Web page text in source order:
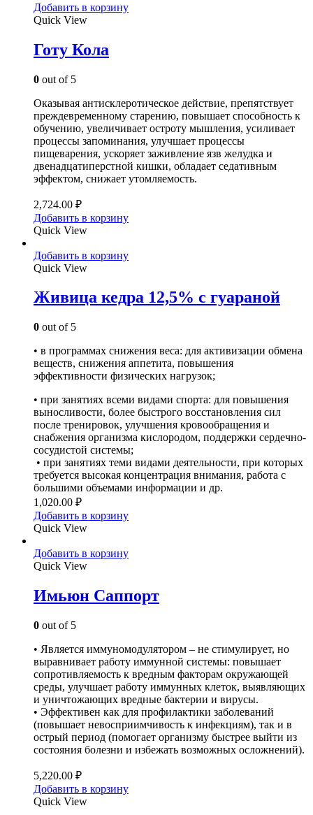
Добавить в корзину
Quick View
Готу Кола
0 out of 5
Оказывая антисклеротическое действие, препятствует
преждевременному старению, повышает способность к
обучению, увеличивает остроту мышления, усиливает
процессы запоминания, улучшает процессы
пищеварения, ускоряет заживление язв желудка и
двенадцатиперстной кишки, обладает седативным
эффектом, снижает утомляемость.
2,724.00 ₽
Добавить в корзину
Quick View
Добавить в корзину
Quick View
Живица кедра 12,5% с гуараной
0 out of 5
• в программах снижения веса: для активизации обмена
веществ, снижения аппетита, повышения
эффективности физических нагрузок;
• при занятиях всеми видами спорта: для повышения
выносливости, более быстрого восстановления сил
после тренировок, улучшения кровообращения и
снабжения организма кислородом, поддержки сердечно-
сосудистой системы;
• при занятиях теми видами деятельности, при которых
требуется высокая концентрация внимания, работа с
большими объемами информации и др.
1,020.00 ₽
Добавить в корзину
Quick View
Добавить в корзину
Quick View
Имьюн Саппорт
0 out of 5
• Является иммуномодулятором – не стимулирует, но
выравнивает работу иммунной системы: повышает
сопротивляемость к вредным факторам окружающей
среды, улучшает работу иммунных клеток, выявляющих
и уничтожающих вредные бактерии и вирусы.
• Эффективен как для профилактики заболеваний
(повышает невосприимчивость к инфекциям), так и в
острый период (помогает организму быстрее выйти из
состояния болезни и избежать возможных осложнений).
5,220.00 ₽
Добавить в корзину
Quick View